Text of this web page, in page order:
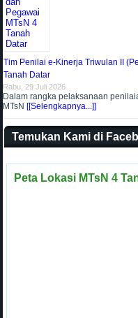
Tim Penilai e-Kinerja Triwulan II
Tanah Datar
Rabu, 29 Juli 2026
Dalam rangka pelaksanaan
MTsN [[Selengkapnya...]]
Temukan Kami di
Peta Lokasi MTsN 4